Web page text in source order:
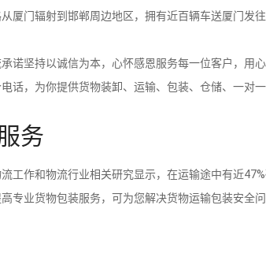
从厦门辐射到邯郸周边地区，拥有近百辆车送厦门发
诺坚持以诚信为本，心怀感恩服务每一位客户，用
话，为你提供货物装卸、运输、包装、仓储、一对
务
工作和物流行业相关研究显示，在运输途中有近
专业货物包装服务，可为您解决货物运输包装安全问